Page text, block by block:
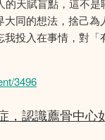
的天賦盲點，這不
大同的想法，捨己為
我投入在事情，對「
3496
，認識薦骨中心